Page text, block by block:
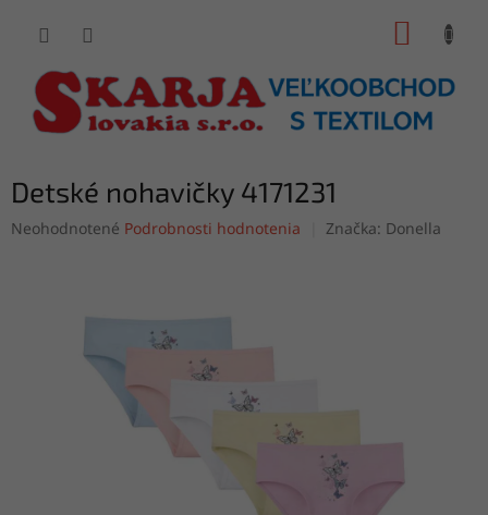
Detské nohavičky 4171231
Priemerné
Neohodnotené Podrobnosti hodnotenia Značka: Donella